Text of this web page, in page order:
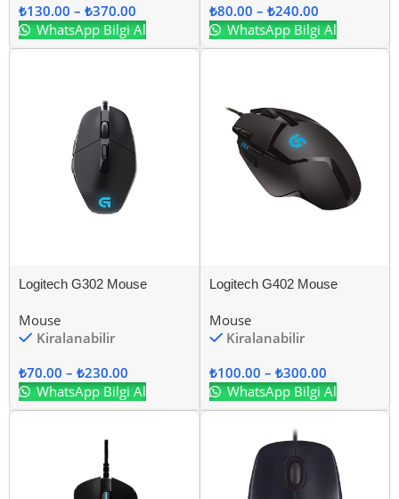
₺130.00 – ₺370.00
WhatsApp Bilgi Al
₺80.00 – ₺240.00
WhatsApp Bilgi Al
Logitech G302 Mouse
Mouse
Kiralanabilir
₺70.00 – ₺230.00
WhatsApp Bilgi Al
Logitech G402 Mouse
Mouse
Kiralanabilir
₺100.00 – ₺300.00
WhatsApp Bilgi Al